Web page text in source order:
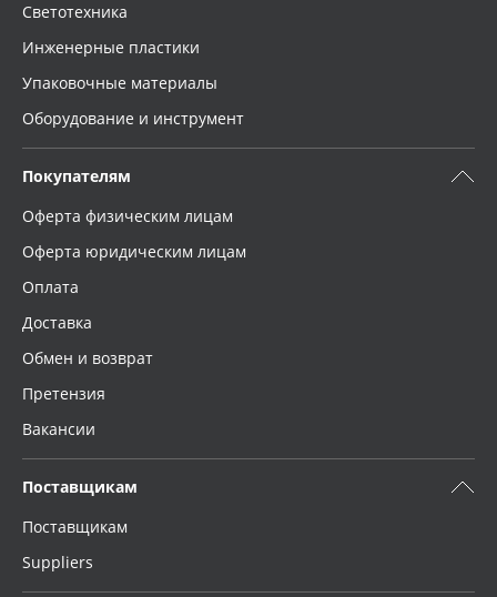
Светотехника
Инженерные пластики
Упаковочные материалы
Оборудование и инструмент
Покупателям
Оферта физическим лицам
Оферта юридическим лицам
Оплата
Доставка
Обмен и возврат
Претензия
Вакансии
Поставщикам
Поставщикам
Suppliers